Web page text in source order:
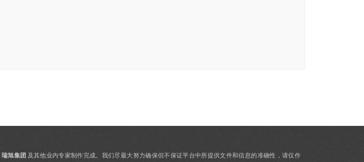
瑞旭集团 及其他业内专家制作完成。我们尽最大努力确保但不保证平台中所提供文件和信息的准确性，请仅作